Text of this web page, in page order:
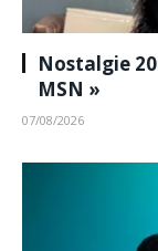
Nostalgie
MSN »
07/08/2026